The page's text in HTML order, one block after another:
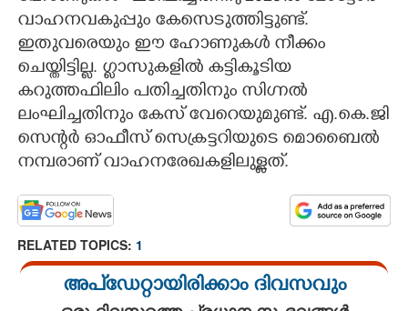
വാഹനവകുപ്പും കേസെടുത്തിട്ടുണ്ട്.
ഇതുവരെയും ഈ ഹോണുകൾ നീക്കം
ചെയ്തിട്ടില്ല. ഗ്ലാസുകളിൽ കട്ടികൂടിയ
കറുത്തഫിലിം പതിച്ചതിനും സിഗ്നൽ
ലംഘിച്ചതിനും കേസ് വേറെയുമുണ്ട്. എ.കെ.ജി
സെന്റർ ഓഫീസ് സെക്രട്ടറിയുടെ മൊബൈൽ
നമ്പരാണ് വാഹനരേഖകളിലുള്ളത്.
RELATED TOPICS: 1
അപ്ഡേറ്റായിരിക്കാം ദിവസവും